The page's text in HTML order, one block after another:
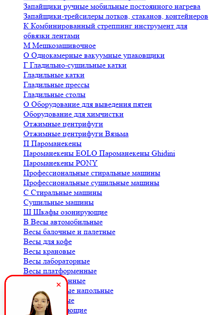
Запайщики ручные мобильные постоянного нагрева
Запайщики-трейсилеры лотков, стаканов, контейнеров
К Комбинированный стреппинг инструмент для
обвязки лентами
М Мешкозашивочное
О Однокамерные вакуумные упаковщики
Г Гладильно-сушильные катки
Гладильные катки
Гладильные прессы
Гладильные столы
О Оборудование для выведения пятен
Оборудование для химчистки
Отжимные центрифуги
Отжимные центрифуги Вязьма
П Пароманекены
Пароманекены EOLO Пароманекены Ghidini
Пароманекены PONY
Профессиональные стиральные машины
Профессиональные сушильные машины
С Стиральные машины
Сушильные машины
Ш Шкафы озонирующие
В Весы автомобильные
Весы балочные и палетные
Весы для кофе
Весы крановые
Весы лабораторные
Весы платформенные
Весы порционные
Весы товарные напольные
Весы торговые
ККомплектующие